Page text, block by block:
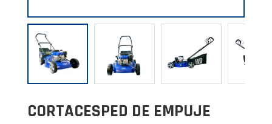
CORTACESPED DE EMPUJE